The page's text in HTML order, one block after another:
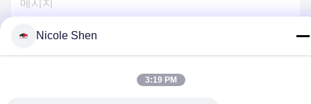
Nicole Shen
3:19 PM